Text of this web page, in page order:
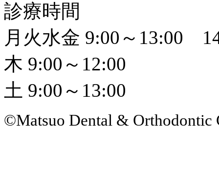
診療時間
月火水金 9:00～13:00
木 9:00～12:00
土 9:00～13:00
©Matsuo Dental & Orthodontic